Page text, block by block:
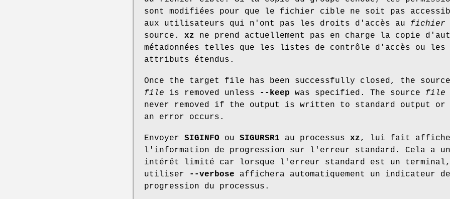
sont modifiées pour que le fichier cible ne soit pas
aux utilisateurs qui n'ont pas les droits d'accès au fichier
source. xz ne prend actuellement pas en charge la copie
métadonnées telles que les listes de contrôle d'accès ou les
attributs étendus.
Once the target file has been successfully closed, the source
file is removed unless --keep was specified. The source file
never removed if the output is written to standard output
an error occurs.
Envoyer SIGINFO ou SIGURSR1 au processus xz, lui fait
l'information de progression sur l'erreur standard. Cela a un
intérêt limité car lorsque l'erreur standard est un terminal,
utiliser
--verbose affichera automatiquement un indicateur de
progression du processus.